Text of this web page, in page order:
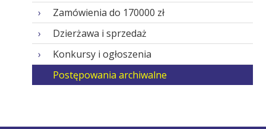
Zamówienia do 170000 zł
Dzierżawa i sprzedaż
Konkursy i ogłoszenia
Postępowania archiwalne